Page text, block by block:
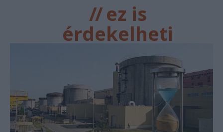
//ez is
érdekelheti